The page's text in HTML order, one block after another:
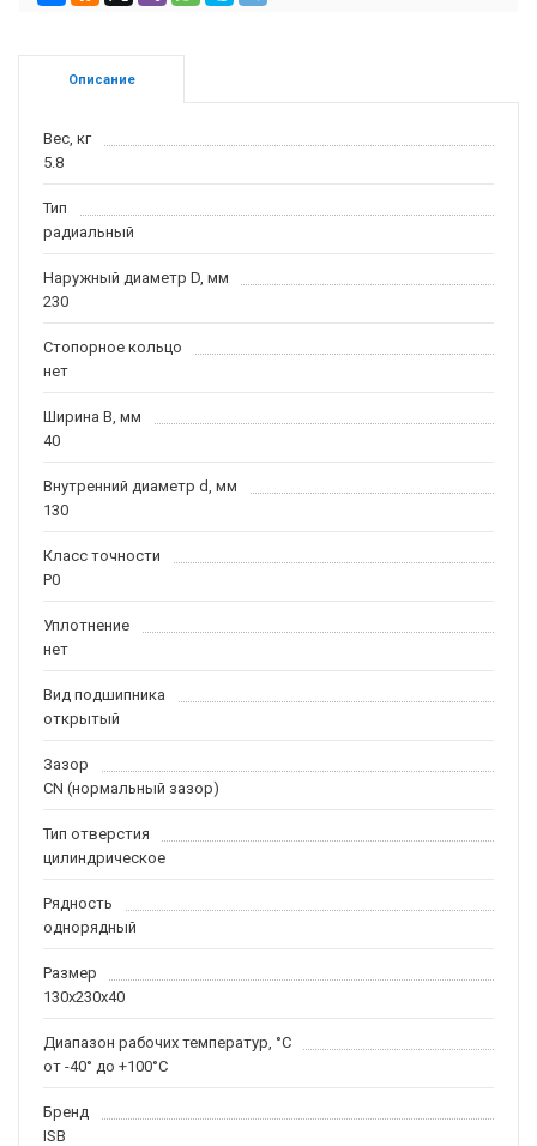
Описание
Вес, кг
5.8
Тип
радиальный
Наружный диаметр D, мм
230
Стопорное кольцо
нет
Ширина B, мм
40
Внутренний диаметр d, мм
130
Класс точности
P0
Уплотнение
нет
Вид подшипника
открытый
Зазор
CN (нормальный зазор)
Тип отверстия
цилиндрическое
Рядность
однорядный
Размер
130x230x40
Диапазон рабочих температур, °C
от -40° до +100°C
Бренд
ISB